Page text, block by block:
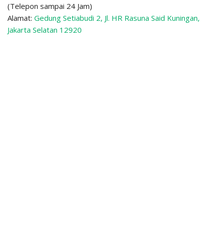
(Telepon sampai 24 Jam)
Alamat: Gedung Setiabudi 2, Jl. HR Rasuna Said Kuningan,
Jakarta Selatan 12920